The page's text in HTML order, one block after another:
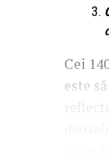
Cei
este
ce